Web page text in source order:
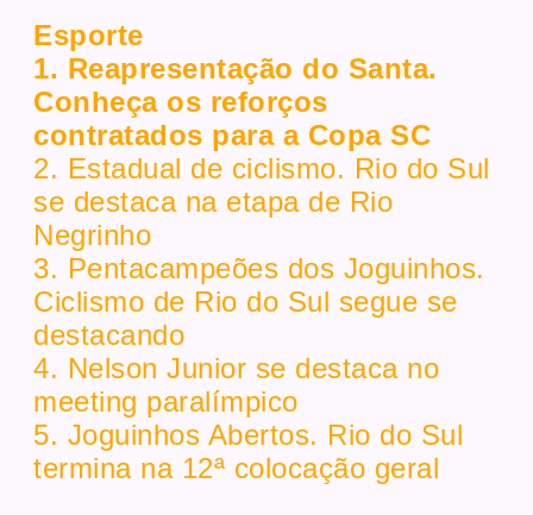
Esporte
1. Reapresentação do Santa.
Conheça os reforços
contratados para a Copa SC
2. Estadual de ciclismo. Rio do Sul
se destaca na etapa de Rio
Negrinho
3. Pentacampeões dos Joguinhos.
Ciclismo de Rio do Sul segue se
destacando
4. Nelson Junior se destaca no
meeting paralímpico
5. Joguinhos Abertos. Rio do Sul
termina na 12ª colocação geral